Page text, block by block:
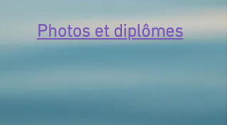
Photos et diplômes